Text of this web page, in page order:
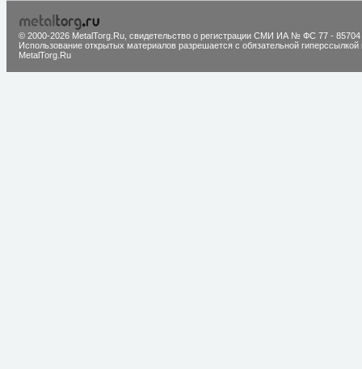
© 2000-2026 MetalTorg.Ru, cвидетельство о регистрации СМИ ИА № ФС 77 - 85704
Использование открытых материалов разрешается с обязательной гиперссылкой
MetalTorg.Ru